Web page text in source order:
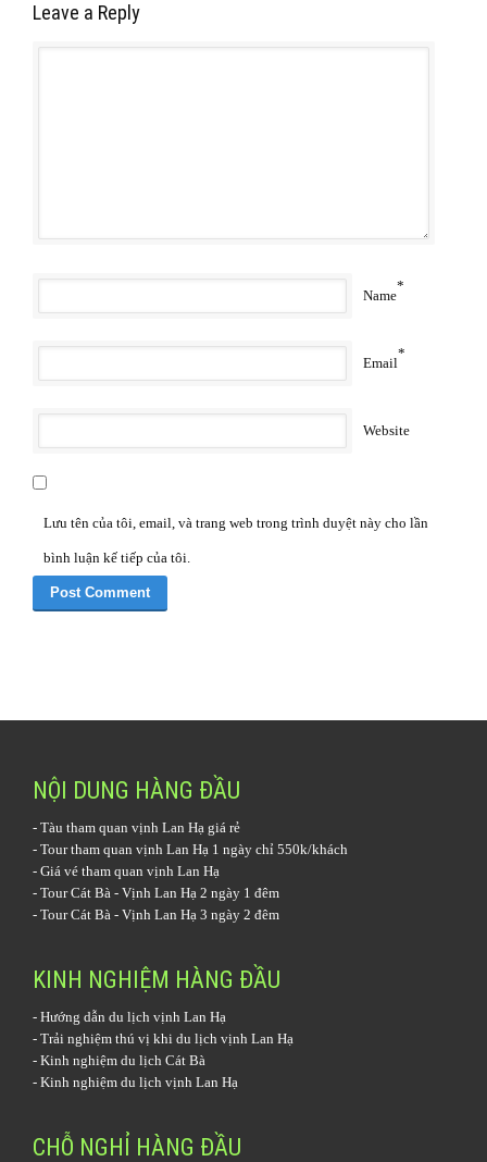
Leave a Reply
Name
*
Email
*
Website
Lưu tên của tôi, email, và trang web trong trình duyệt này cho lần
bình luận kế tiếp của tôi.
NỘI DUNG HÀNG ĐẦU
- Tàu tham quan vịnh Lan Hạ giá rẻ
- Tour tham quan vịnh Lan Hạ 1 ngày chỉ 550k/khách
- Giá vé tham quan vịnh Lan Hạ
- Tour Cát Bà - Vịnh Lan Hạ 2 ngày 1 đêm
- Tour Cát Bà - Vịnh Lan Hạ 3 ngày 2 đêm
KINH NGHIỆM HÀNG ĐẦU
- Hướng dẫn du lịch vịnh Lan Hạ
- Trải nghiệm thú vị khi du lịch vịnh Lan Hạ
- Kinh nghiệm du lịch Cát Bà
- Kinh nghiệm du lịch vịnh Lan Hạ
CHỖ NGHỈ HÀNG ĐẦU